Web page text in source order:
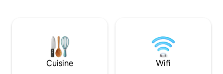
vert,piscine, barbecue, douche
extérieure,chaises longues,parasol,abri,
table, chaises longues. Wifi, entretien du
jardin/de la piscine,eau incluse Prix en
Cuisine Wifi